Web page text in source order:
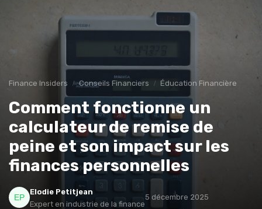
Finance Insiders Conseils Financiers Éducation Financière
Comment fonctionne un
calculateur de remise de
peine et son impact sur les
finances personnelles
Elodie Petitjean
Expert en industrie de la finance
5 décembre 2025